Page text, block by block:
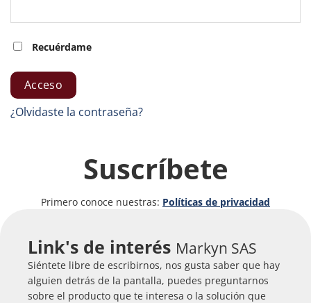
Recuérdame
Acceso
¿Olvidaste la contraseña?
Suscríbete
Primero conoce nuestras: Políticas de privacidad
Link's de interés Markyn SAS
Siéntete libre de escribirnos, nos gusta saber que hay
alguien detrás de la pantalla, puedes preguntarnos
sobre el producto que te interesa o la solución que